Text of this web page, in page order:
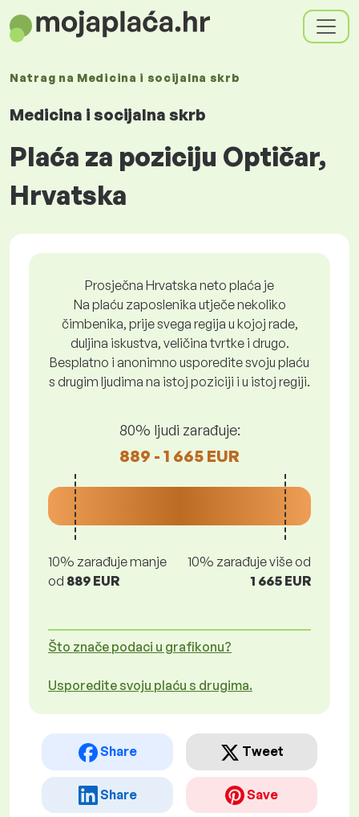
Natrag na Medicina i socijalna skrb
Medicina i socijalna skrb
Plaća za poziciju Optičar,
Hrvatska
Prosječna Hrvatska neto plaća je
Na plaću zaposlenika utječe nekoliko
čimbenika, prije svega regija u kojoj rade,
duljina iskustva, veličina tvrtke i drugo.
Besplatno i anonimno usporedite svoju plaću
s drugim ljudima na istoj poziciji i u istoj regiji.
80% ljudi zarađuje:
889 - 1 665 EUR
10% zarađuje manje
od 889 EUR
10% zarađuje više od
1 665 EUR
Što znače podaci u grafikonu?
Usporedite svoju plaću s drugima.
Share Tweet
Share Save